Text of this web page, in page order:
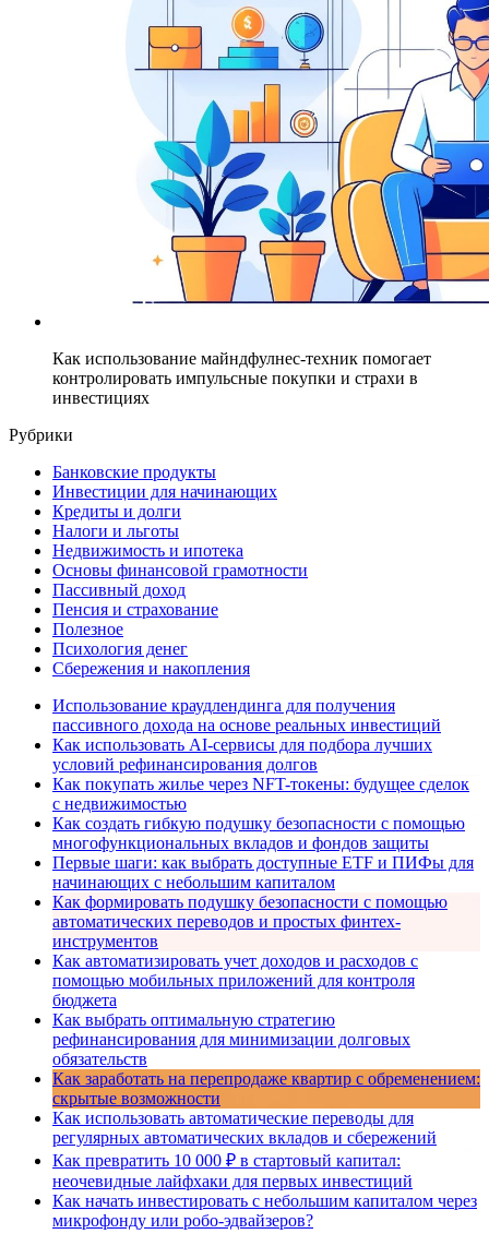
Как использование майндфулнес-техник помогает
контролировать импульсные покупки и страхи в
инвестициях
Рубрики
Банковские продукты
Инвестиции для начинающих
Кредиты и долги
Налоги и льготы
Недвижимость и ипотека
Основы финансовой грамотности
Пассивный доход
Пенсия и страхование
Полезное
Психология денег
Сбережения и накопления
Использование краудлендинга для получения
пассивного дохода на основе реальных инвестиций
Как использовать AI-сервисы для подбора лучших
условий рефинансирования долгов
Как покупать жилье через NFT-токены: будущее сделок
с недвижимостью
Как создать гибкую подушку безопасности с помощью
многофункциональных вкладов и фондов защиты
Первые шаги: как выбрать доступные ETF и ПИФы для
начинающих с небольшим капиталом
Как формировать подушку безопасности с помощью
автоматических переводов и простых финтех-
инструментов
Как автоматизировать учет доходов и расходов с
помощью мобильных приложений для контроля
бюджета
Как выбрать оптимальную стратегию
рефинансирования для минимизации долговых
обязательств
Как заработать на перепродаже квартир с обременением:
скрытые возможности
Как использовать автоматические переводы для
регулярных автоматических вкладов и сбережений
Как превратить 10 000 ₽ в стартовый капитал:
неочевидные лайфхаки для первых инвестиций
Как начать инвестировать с небольшим капиталом через
микрофонду или робо-эдвайзеров?